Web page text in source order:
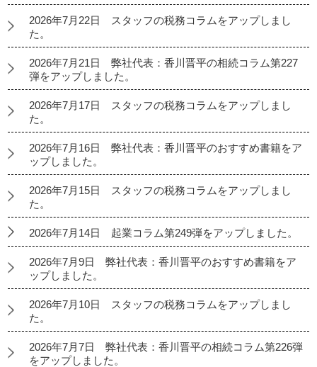
2026年7月22日 スタッフの税務コラムをアップしまし
た。
2026年7月21日 弊社代表：香川晋平の相続コラム第227
弾をアップしました。
2026年7月17日 スタッフの税務コラムをアップしまし
た。
2026年7月16日 弊社代表：香川晋平のおすすめ書籍をア
ップしました。
2026年7月15日 スタッフの税務コラムをアップしまし
た。
2026年7月14日 起業コラム第249弾をアップしました。
2026年7月9日 弊社代表：香川晋平のおすすめ書籍をア
ップしました。
2026年7月10日 スタッフの税務コラムをアップしまし
た。
2026年7月7日 弊社代表：香川晋平の相続コラム第226弾
をアップしました。